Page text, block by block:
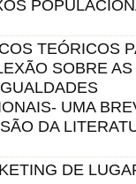
TEÓRICOS
SOBRE AS
UMA
DA
DE